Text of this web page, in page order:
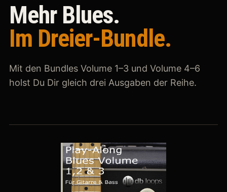
Mehr Blues.
Im Dreier-Bundle.
Mit den Bundles Volume 1–3 und Volume 4–6
holst Du Dir gleich drei Ausgaben der Reihe.